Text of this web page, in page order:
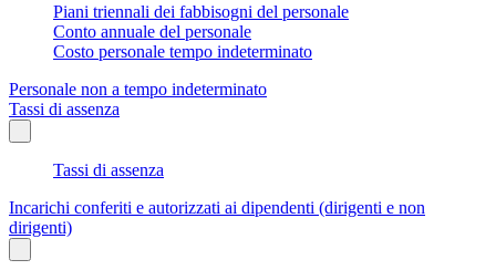
Piani triennali dei fabbisogni del personale
Conto annuale del personale
Costo personale tempo indeterminato
Personale non a tempo indeterminato
Tassi di assenza
Tassi di assenza
Incarichi conferiti e autorizzati ai dipendenti (dirigenti e non
dirigenti)